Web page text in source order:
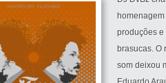
produções e
brasucas. O
som deixou